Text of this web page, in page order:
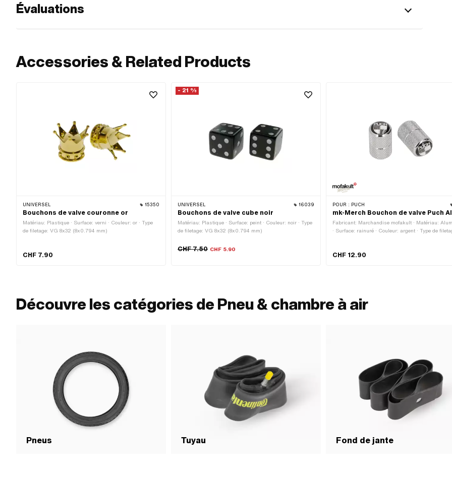
Évaluations
Accessories & Related Products
UNIVERSEL 15350
Bouchons de valve couronne or
Matériau: Plastique · Surface: verni · Couleur: or · Type
de filetage: VG 8x32 (8x0.794 mm)
CHF 7.90
- 21 %
UNIVERSEL 16039
Bouchons de valve cube noir
Matériau: Plastique · Surface: peint · Couleur: noir · Type
de filetage: VG 8x32 (8x0.794 mm)
CHF 7.50 CHF 5.90
POUR : PUCH
mk-Merch Bouchon de valve Puch
Fabricant: Marchandise mofakult · Matériau:
· Surface: rainuré · Couleur: argent · Type de
CHF 12.90
Découvre les catégories de Pneu & chambre à air
Pneus Tuyau Fond de jante